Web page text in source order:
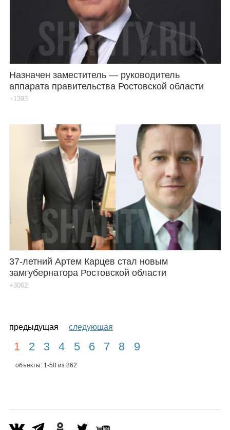
Назначен заместитель — руководитель
аппарата правительства Ростовской области
+1393
37-летний Артем Карцев стал новым
замгубернатора Ростовской области
+3062
предыдущая следующая
1 2 3 4 5 6 7 8 9
объекты: 1-50 из 862